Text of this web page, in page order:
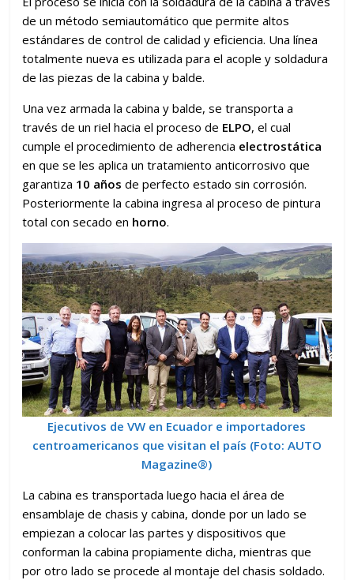
de un método semiautomático que permite altos
estándares de control de calidad y eficiencia. Una línea
totalmente nueva es utilizada para el acople y soldadura
de las piezas de la cabina y balde.
Una vez armada la cabina y balde, se transporta a
través de un riel hacia el proceso de ELPO, el cual
cumple el procedimiento de adherencia electrostática
en que se les aplica un tratamiento anticorrosivo que
garantiza 10 años de perfecto estado sin corrosión.
Posteriormente la cabina ingresa al proceso de pintura
total con secado en horno.
Ejecutivos de VW en Ecuador e importadores
centroamericanos que visitan el país (Foto: AUTO
Magazine®)
La cabina es transportada luego hacia el área de
ensamblaje de chasis y cabina, donde por un lado se
empiezan a colocar las partes y dispositivos que
conforman la cabina propiamente dicha, mientras que
por otro lado se procede al montaje del chasis soldado.